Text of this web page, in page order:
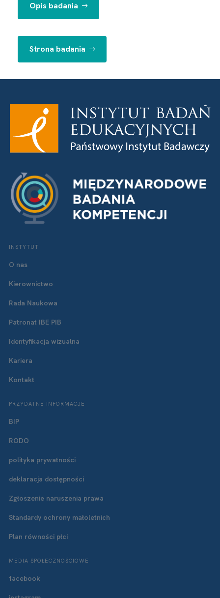
Opis badania
Strona badania
INSTYTUT
O nas
Kierownictwo
Rada Naukowa
Patronat IBE PIB
Identyfikacja wizualna
Kariera
Kontakt
PRZYDATNE INFORMACJE
BIP
RODO
polityka prywatności
deklaracja dostępności
Zgłoszenie naruszenia prawa
Standardy ochrony małoletnich
Plan równości płci
MEDIA SPOŁECZNOŚCIOWE
facebook